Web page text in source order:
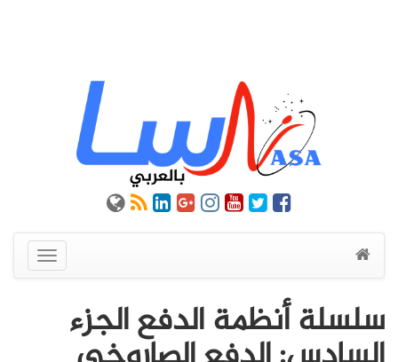
عرض
القائمة
سلسلة أنظمة الدفع الجزء